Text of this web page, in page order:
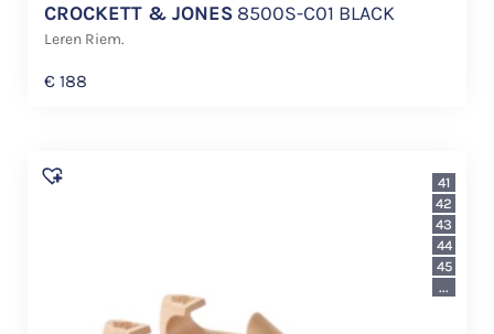
CROCKETT & JONES 8500S-C01 BLACK
Leren Riem.
€ 188
41
42
43
44
45
...